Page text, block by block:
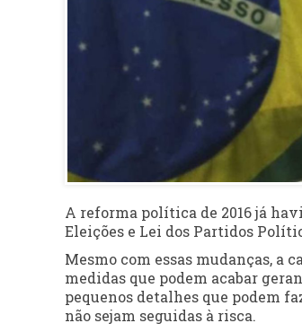
A reforma política de 2016 já
Eleições e Lei dos Partidos
Mesmo com essas mudanças, a
medidas que podem acabar
pequenos detalhes que podem
não sejam seguidas à risca.